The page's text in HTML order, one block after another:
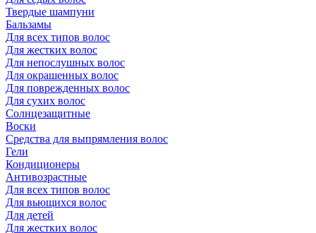
Твердые шампуни
Бальзамы
Для всех типов волос
Для жестких волос
Для непослушных волос
Для окрашенных волос
Для поврежденных волос
Для сухих волос
Солнцезащитные
Воски
Средства для выпрямления волос
Гели
Кондиционеры
Антивозрастные
Для всех типов волос
Для вьющихся волос
Для детей
Для жестких волос